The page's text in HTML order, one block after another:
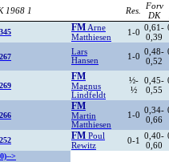
1968 1 Res.
Forv
DK
FM Arne
Matthiesen
1-0 0,61-
0,39
Lars
Hansen
1-0 0,48-
0,52
FM
Magnus
Lindfeldt
½-
½
0,45-
0,55
FM
Martin
Matthiesen
1-0 0,34-
0,66
FM Poul
Rewitz
0-1 0,40-
0,60
>